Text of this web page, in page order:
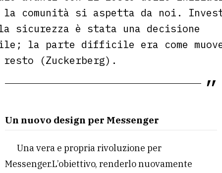
la comunità si aspetta da noi.
sicurezza è stata una decisione
la parte difficile era come
(Zuckerberg).
Un nuovo design per Messenger
Una vera e propria rivoluzione per
Messenger.L’obiettivo, renderlo nuovamente